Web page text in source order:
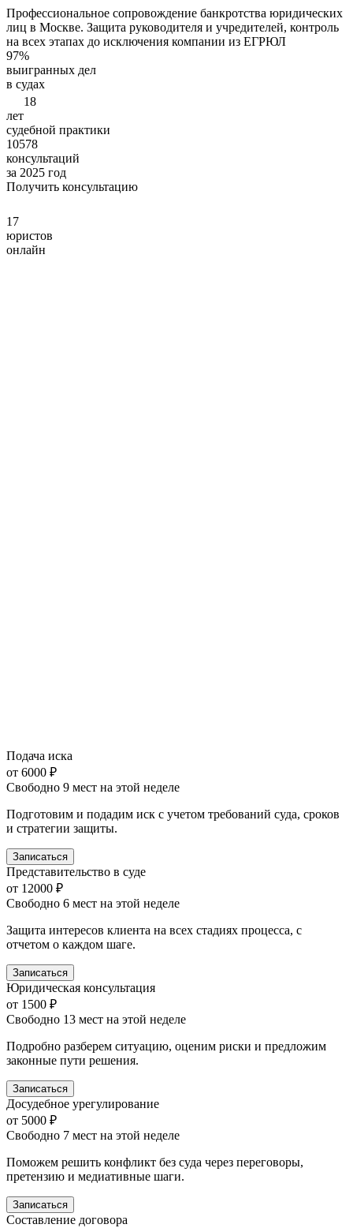
Профессиональное сопровождение банкротства юридических
лиц в Москве. Защита руководителя и учредителей, контроль
на всех этапах до исключения компании из ЕГРЮЛ
97%
выигранных дел
в судах
18
лет
судебной практики
10578
консультаций
за 2025 год
Получить консультацию
17
юристов
онлайн
Подача иска
от 6000 ₽
Свободно 9 мест на этой неделе
Подготовим и подадим иск с учетом требований суда, сроков
и стратегии защиты.
Записаться
Представительство в суде
от 12000 ₽
Свободно 6 мест на этой неделе
Защита интересов клиента на всех стадиях процесса, с
отчетом о каждом шаге.
Записаться
Юридическая консультация
от 1500 ₽
Свободно 13 мест на этой неделе
Подробно разберем ситуацию, оценим риски и предложим
законные пути решения.
Записаться
Досудебное урегулирование
от 5000 ₽
Свободно 7 мест на этой неделе
Поможем решить конфликт без суда через переговоры,
претензию и медиативные шаги.
Записаться
Составление договора